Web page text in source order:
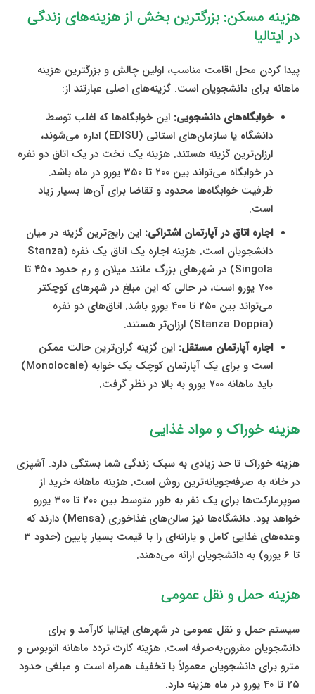
هزینه مسکن: بزرگترین بخش از هزینه‌های زندگی
در ایتالیا
پیدا کردن محل اقامت مناسب، اولین چالش و بزرگترین هزینه
ماهانه برای دانشجویان است. گزینه‌های اصلی عبارتند از:
خوابگاه‌های دانشجویی: این خوابگاه‌ها که اغلب توسط
دانشگاه یا سازمان‌های استانی (EDISU) اداره می‌شوند،
ارزان‌ترین گزینه هستند. هزینه یک تخت در یک اتاق دو نفره
در خوابگاه می‌تواند بین ۲۰۰ تا ۳۵۰ یورو در ماه باشد.
ظرفیت خوابگاه‌ها محدود و تقاضا برای آن‌ها بسیار زیاد
است.
اجاره اتاق در آپارتمان اشتراکی: این رایج‌ترین گزینه در میان
دانشجویان است. هزینه اجاره یک اتاق یک نفره (Stanza
Singola) در شهرهای بزرگ مانند میلان و رم حدود ۴۵۰ تا
۷۰۰ یورو است، در حالی که این مبلغ در شهرهای کوچکتر
می‌تواند بین ۲۵۰ تا ۴۰۰ یورو باشد. اتاق‌های دو نفره
(Stanza Doppia) ارزان‌تر هستند.
اجاره آپارتمان مستقل: این گزینه گران‌ترین حالت ممکن
است و برای یک آپارتمان کوچک یک خوابه (Monolocale)
باید ماهانه ۷۰۰ یورو به بالا در نظر گرفت.
هزینه خوراک و مواد غذایی
هزینه خوراک تا حد زیادی به سبک زندگی شما بستگی دارد. آشپزی
در خانه به صرفه‌جویانه‌ترین روش است. هزینه ماهانه خرید از
سوپرمارکت‌ها برای یک نفر به طور متوسط بین ۲۰۰ تا ۳۰۰ یورو
خواهد بود. دانشگاه‌ها نیز سالن‌های غذاخوری (Mensa) دارند که
وعده‌های غذایی کامل و یارانه‌ای را با قیمت بسیار پایین (حدود ۳
تا ۶ یورو) به دانشجویان ارائه می‌دهند.
هزینه حمل و نقل عمومی
سیستم حمل و نقل عمومی در شهرهای ایتالیا کارآمد و برای
دانشجویان مقرون‌به‌صرفه است. هزینه کارت تردد ماهانه اتوبوس و
مترو برای دانشجویان معمولاً با تخفیف همراه است و مبلغی حدود
۲۵ تا ۴۰ یورو در ماه هزینه دارد.